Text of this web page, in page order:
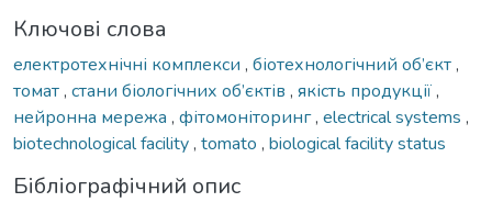
Ключові слова
електротехнічні комплекси , біотехнологічний об’єкт,
томат, стани біологічних об’єктів , якість продукції,
нейронна мережа , фітомоніторинг, electrical systems ,
biotechnological facility, tomato , biological facility status
Бібліографічний опис